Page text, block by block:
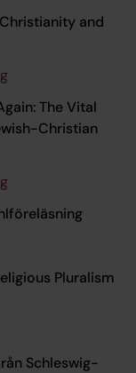
and
The Vital
Christian
Pluralism
Schleswig-